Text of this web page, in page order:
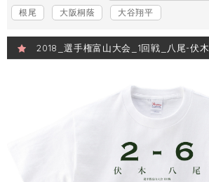
根尾
大阪桐蔭 大谷翔平
2018_選手権富山大会_1回戦_八尾-伏木